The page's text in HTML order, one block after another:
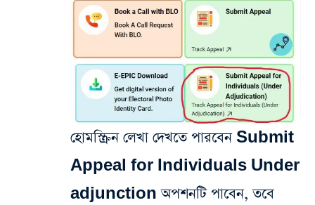
হোমস্ক্রিন লেখা দেখতে পারবেন Submit
Appeal for Individuals Under
adjunction অপশনটি পাবেন, তবে